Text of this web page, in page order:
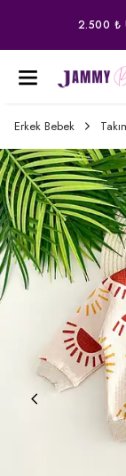
2.500 ₺
Erkek Bebek